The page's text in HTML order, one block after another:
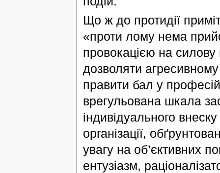
Що ж до протидії
«проти лому нема
провокацією на
дозволяти
правити бал у
врегульована шкала
індивідуального
організації,
увагу на об’єктивних
ентузіазм,